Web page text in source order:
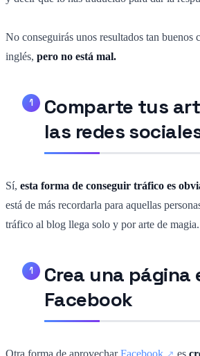
No conseguirás unos resultados tan buenos
inglés, pero no está mal.
Comparte tus
las redes
Sí, esta forma de conseguir tráfico es
está de más recordarla para aquellas
tráfico al blog llega solo y por arte de magia.
Crea una página
Facebook
Otra forma de aprovecharFacebook es